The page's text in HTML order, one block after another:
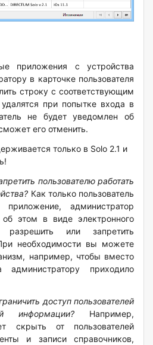
приложения с устройства
в карточке пользователя
строку с соответствующим
при попытке входа в
не будет уведомлен об
его отменить.
только в Solo 2.1 и
пользователю работать
Как только пользователь
администратор
об этом в виде электронного
или запретить
необходимости вы можете
например, чтобы вместо
администратору приходило
доступ пользователей
информации? Например,
скрыть от пользователей
и записи справочников,